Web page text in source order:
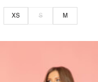
XS S M